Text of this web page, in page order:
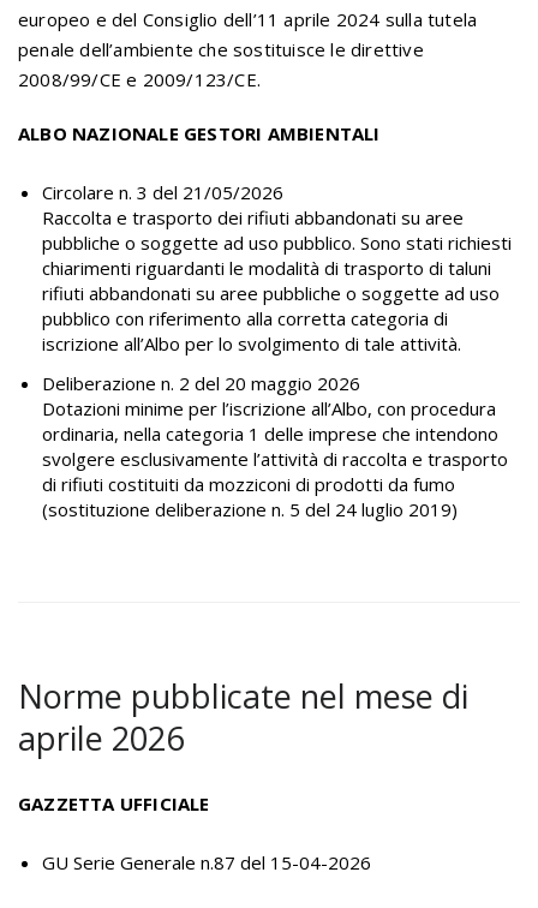
europeo e del Consiglio dell’11 aprile 2024 sulla tutela
penale dell’ambiente che sostituisce le direttive
2008/99/CE e 2009/123/CE.
ALBO NAZIONALE GESTORI AMBIENTALI
Circolare n. 3 del 21/05/2026
Raccolta e trasporto dei rifiuti abbandonati su aree
pubbliche o soggette ad uso pubblico. Sono stati richiesti
chiarimenti riguardanti le modalità di trasporto di taluni
rifiuti abbandonati su aree pubbliche o soggette ad uso
pubblico con riferimento alla corretta categoria di
iscrizione all’Albo per lo svolgimento di tale attività.
Deliberazione n. 2 del 20 maggio 2026
Dotazioni minime per l’iscrizione all’Albo, con procedura
ordinaria, nella categoria 1 delle imprese che intendono
svolgere esclusivamente l’attività di raccolta e trasporto
di rifiuti costituiti da mozziconi di prodotti da fumo
(sostituzione deliberazione n. 5 del 24 luglio 2019)
Norme pubblicate nel mese di
aprile 2026
GAZZETTA UFFICIALE
GU Serie Generale n.87 del 15-04-2026